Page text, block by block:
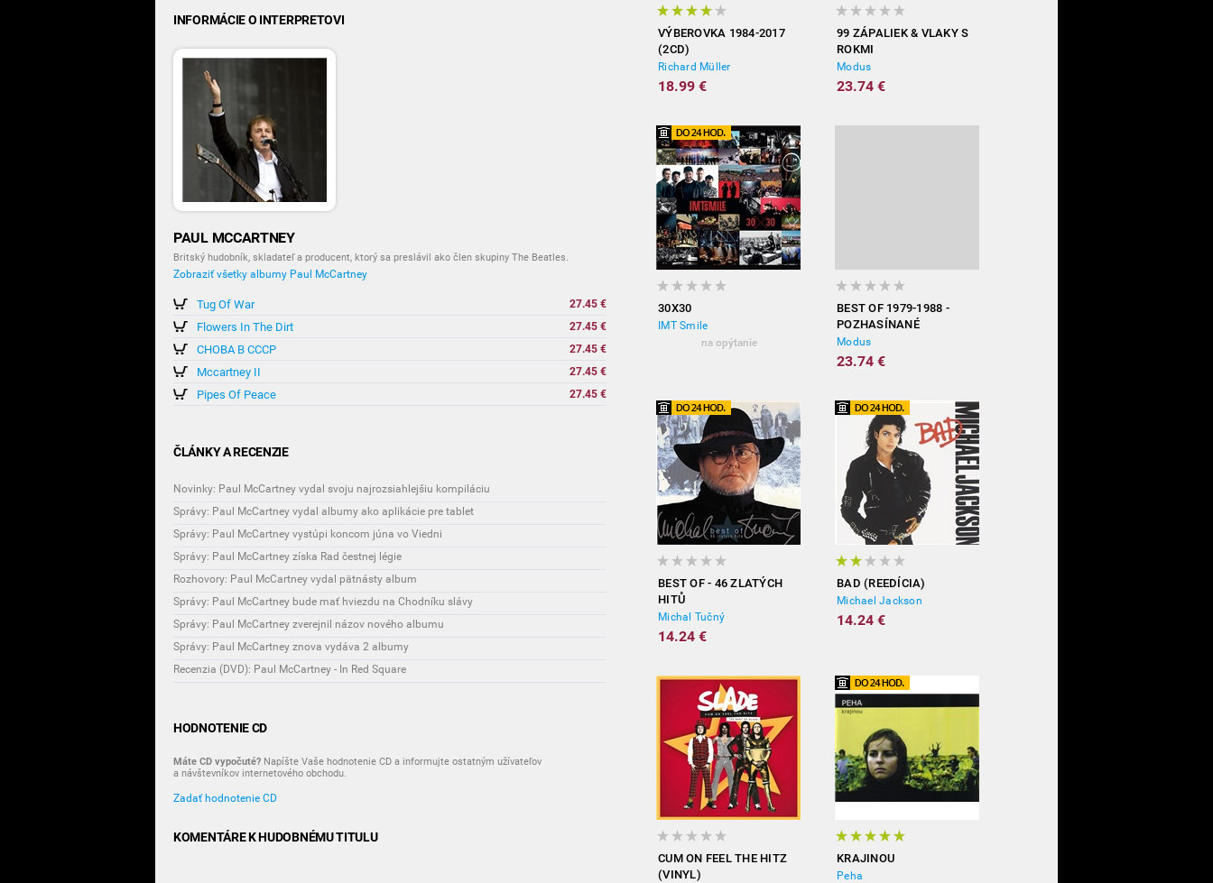
INFORMÁCIE O INTERPRETOVI
PAUL MCCARTNEY
Britský hudobník, skladateľ a producent, ktorý sa preslávil ako člen skupiny The Beatles.
Zobraziť všetky albumy Paul McCartney
Tug Of War 27.45 €
Flowers In The Dirt 27.45 €
CHOBA B CCCP 27.45 €
Mccartney II 27.45 €
Pipes Of Peace 27.45 €
ČLÁNKY A RECENZIE
Novinky: Paul McCartney vydal svoju najrozsiahlejšiu kompiláciu
Správy: Paul McCartney vydal albumy ako aplikácie pre tablet
Správy: Paul McCartney vystúpi koncom júna vo Viedni
Správy: Paul McCartney získa Rad čestnej légie
Rozhovory: Paul McCartney vydal pätnásty album
Správy: Paul McCartney bude mať hviezdu na Chodníku slávy
Správy: Paul McCartney zverejnil názov nového albumu
Správy: Paul McCartney znova vydáva 2 albumy
Recenzia (DVD): Paul McCartney - In Red Square
HODNOTENIE CD
Máte CD vypočuté? Napíšte Vaše hodnotenie CD a informujte ostatným užívateľov
a návštevníkov internetového obchodu.
Zadať hodnotenie CD
KOMENTÁRE K HUDOBNÉMU TITULU
VÝBEROVKA 1984-2017
(2CD)
Richard Müller
18.99 €
99 ZÁPALIEK & VLAKY S
ROKMI
Modus
23.74 €
30X30
IMT Smile
na opýtanie
BEST OF 1979-1988 -
POZHASÍNANÉ
Modus
23.74 €
BEST OF - 46 ZLATÝCH
HITŮ
Michal Tučný
14.24 €
BAD (REEDÍCIA)
Michael Jackson
14.24 €
CUM ON FEEL THE HITZ
(VINYL)
KRAJINOU
Peha